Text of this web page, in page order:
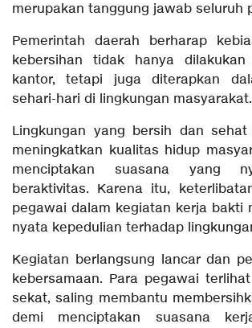
merupakan tanggung jawab seluruh
Pemerintah daerah berharap
kebersihan tidak hanya
kantor, tetapi juga diterapkan
sehari-hari di lingkungan masyarakat.
Lingkungan yang bersih dan
meningkatkan kualitas hidup
menciptakan suasana yang
beraktivitas. Karena itu,
pegawai dalam kegiatan kerja bakti
nyata kepedulian terhadap
Kegiatan berlangsung lancar dan
kebersamaan. Para pegawai
sekat, saling membantu
demi menciptakan suasana